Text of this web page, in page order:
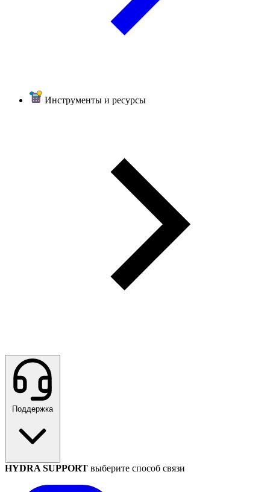
Инструменты и ресурсы
Поддержка
HYDRA SUPPORT выберите способ связи